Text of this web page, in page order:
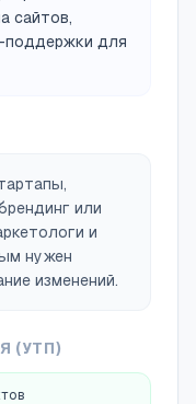
сайтов,
поддержки для
или
и
нужен
изменений.
(УТП)